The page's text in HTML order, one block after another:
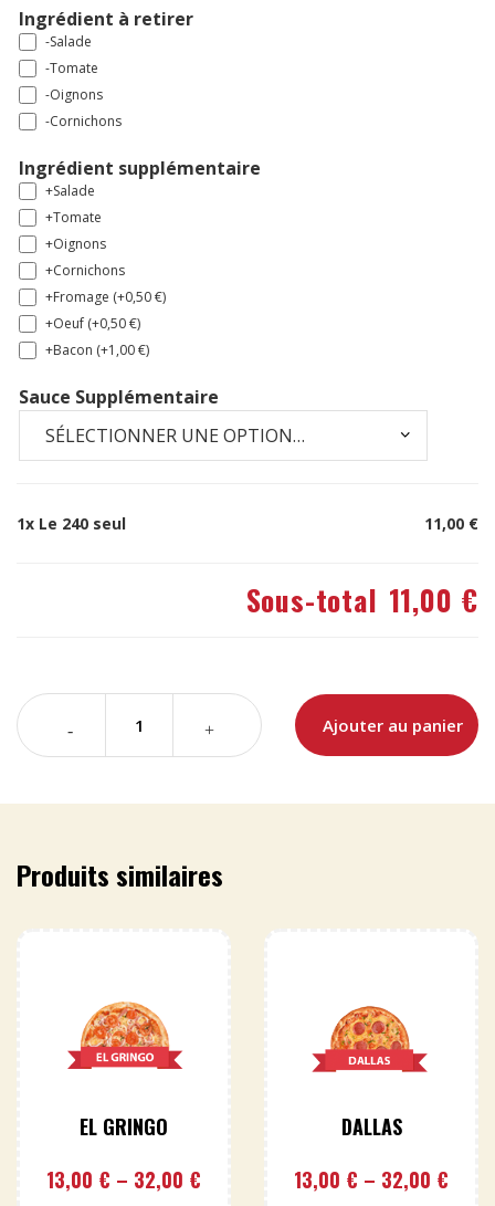
Ingrédient à retirer
-Salade
-Tomate
-Oignons
-Cornichons
Ingrédient supplémentaire
+Salade
+Tomate
+Oignons
+Cornichons
+Fromage (+0,50€)
+Oeuf (+0,50€)
+Bacon (+1,00€)
Sauce Supplémentaire
1x Le 240 seul 11,00 €
Sous-total 11,00 €
Ajouter au panier
Produits similaires
EL GRINGO
13,00 € – 32,00 €
DALLAS
13,00 € – 32,00 €